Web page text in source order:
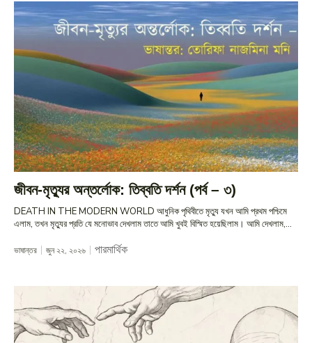
জীবন-মৃত্যুর অন্তর্লোক: তিব্বতি দর্শন (পর্ব – ৩)
DEATH IN THE MODERN WORLD আধুনিক পৃথিবীতে মৃত্যু যখন আমি প্রথম পশ্চিমে
এলাম, তখন মৃত্যুর প্রতি যে মনোভাব দেখলাম তাতে আমি খুবই বিস্মিত হয়েছিলাম। আমি দেখলাম,...
ভাষান্তর জুন ২২, ২০২৬ পারমার্থিক